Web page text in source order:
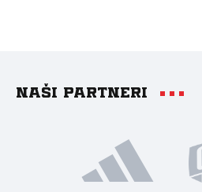
Naši partneri